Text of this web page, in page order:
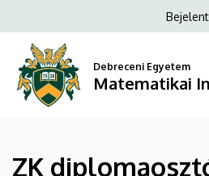
Matematikai
Intézet
a
tartalomra
fiók
Debreceni Egyetem
Matematikai
ZK